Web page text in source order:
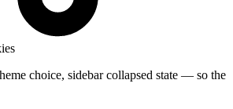
choice, sidebar collapsed state — so the